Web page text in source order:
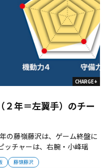
CHARGE+
藤嶺藤沢
２年＝左翼手）のチー
藤嶺藤沢は、ゲーム終盤に
ッチャーは、右腕・小峰瑶
定。バッターは菅原啓一